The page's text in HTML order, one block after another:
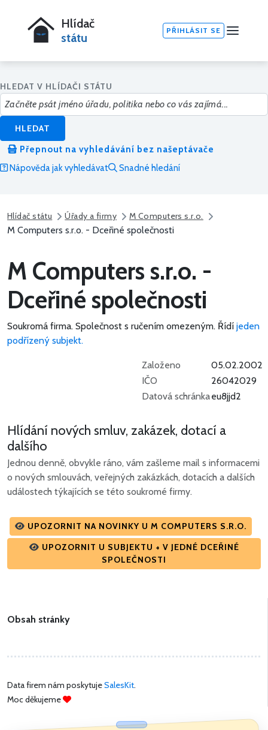
Hlídač
státu
PŘIHLÁSIT SE
HLEDAT V HLÍDAČI STÁTU
HLEDAT
Přepnout na vyhledávání bez našeptávače
Nápověda jak vyhledávat
Snadné hledání
Hlídač státu Úřady a firmy M Computers s.r.o.
M Computers s.r.o. - Dceřiné společnosti
M Computers s.r.o. -
Dceřiné společnosti
Soukromá firma. Společnost s ručením omezeným. Řídí jeden
podřízený subjekt.
Založeno
05.02.2002
IČO
26042029
Datová schránkaeu8jjd2
Hlídání nových smluv, zakázek, dotací a
dalšího
Jednou denně, obvykle ráno, vám zašleme mail s informacemi
o nových smlouvách, veřejných zakázkách, dotacích a dalších
událostech týkajících se této soukromé firmy.
UPOZORNIT NA NOVINKY U M COMPUTERS S.R.O.
UPOZORNIT U SUBJEKTU + V JEDNÉ DCEŘINÉ
SPOLEČNOSTI
Obsah stránky
Data firem nám poskytujeSalesKit.
Moc děkujeme